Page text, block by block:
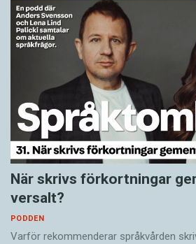
När skrivs förkortningar
versalt?
PODDEN
Varför rekommenderar språkvården